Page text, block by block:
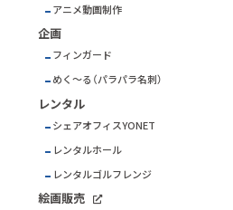
アニメ動画制作
企画
フィンガード
めく～る（パラパラ名刺）
レンタル
シェアオフィスYONET
レンタルホール
レンタルゴルフレンジ
絵画販売